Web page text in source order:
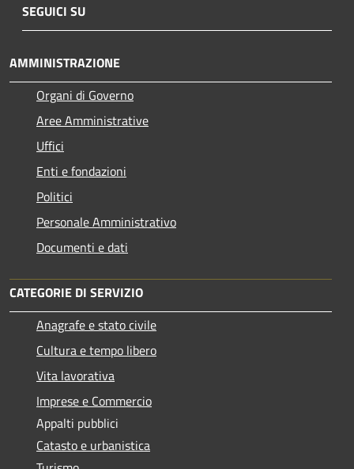
SEGUICI SU
AMMINISTRAZIONE
Organi di Governo
Aree Amministrative
Uffici
Enti e fondazioni
Politici
Personale Amministrativo
Documenti e dati
CATEGORIE DI SERVIZIO
Anagrafe e stato civile
Cultura e tempo libero
Vita lavorativa
Imprese e Commercio
Appalti pubblici
Catasto e urbanistica